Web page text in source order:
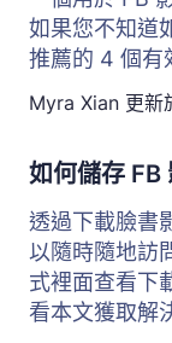
如果您不知道
推薦的 4 個有
Myra Xian 更新
如何儲存 FB
透過下載臉書
以隨時隨地訪
式裡面查看下
看本文獲取解